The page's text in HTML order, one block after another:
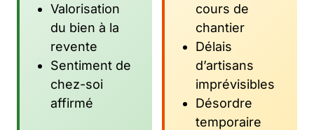
Valorisation
du bien à la
revente
Sentiment de
chez-soi
affirmé
cours de
chantier
Délais
d’artisans
imprévisibles
Désordre
temporaire